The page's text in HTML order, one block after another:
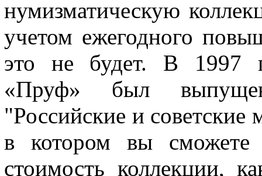
нумизматическую
учетом ежегодного
это не будет. В 1997
«Пруф» был
"Российские и
в котором вы сможете
стоимость коллекции,